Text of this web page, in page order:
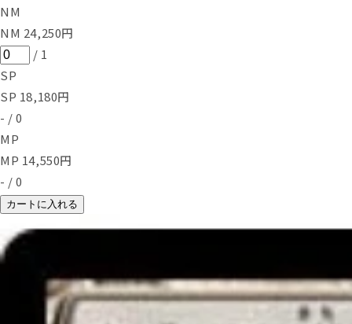
NM
NM 24,250円
/ 1
SP
SP 18,180円
- / 0
MP
MP 14,550円
- / 0
カートに入れる